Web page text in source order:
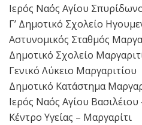
Ιερός Ναός Αγίου
Γ’ Δημοτικό Σχολείο
Αστυνομικός Σταθμός
Δημοτικό Σχολείο
Γενικό Λύκειο Μαργαριτίου
Δημοτικό Κατάστημα
Ιερός Ναός Αγίου
Κέντρο Υγείας – Μαργαρίτι